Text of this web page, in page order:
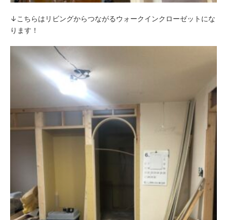
↓こちらはリビングからつながるウォークインクローゼットにな
ります！